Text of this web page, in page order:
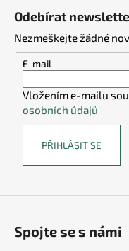
Odebírat
Nezmeškejte žádné
E-mail
Vložením e-mailu
osobních údajů
PŘIHLÁSIT SE
Spojte se s námi